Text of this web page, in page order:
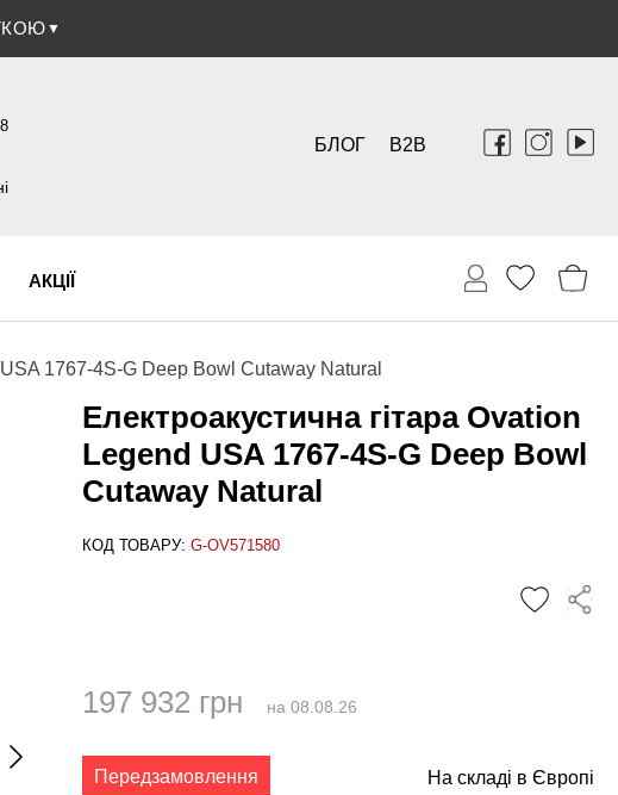
▼
B2B
БЛОГ
АКЦІЇ
1767-4S-G Deep Bowl Cutaway Natural
Електроакустична гітара Ovation
Legend USA 1767-4S-G Deep Bowl
Cutaway Natural
КОД ТОВАРУ: G-OV571580
197 932 грн на 08.08.26
Передзамовлення На складі в Європі